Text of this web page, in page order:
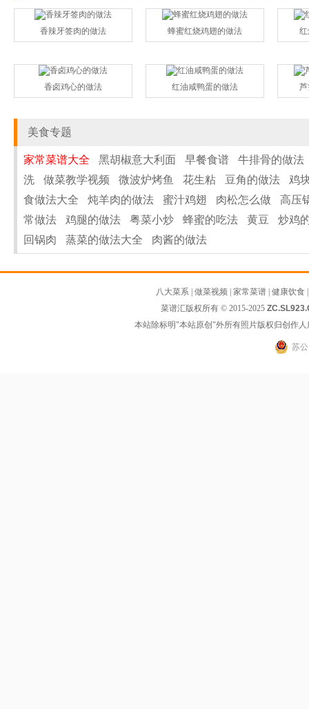
香辣牙签肉的做法 蜂蜜红烧鸡翅的做法
香卤鸡心的做法 红油咸鸭蛋的做法
美食专题
家常菜谱大全 黑胡椒意大利面 早餐食谱
牛排骨的做法
洗
做菜教学视频 微波炉烤鱼 花生粘 豆角的做法
鸡
食做法大全
炖羊肉的做法 蜜汁鸡翅 肉松怎么做
高压
常做法
鸡腿的做法 粤菜小炒 蜂蜜的吃法 黄豆
炒鸡
回锅肉
蒸菜的做法大全 肉酱的做法
八大菜系 做菜视频 家常菜谱 健康饮食
菜谱汇版权所有 © 2015-2025
本站除标明"本站原创"外所有照片版权归创作
苏公